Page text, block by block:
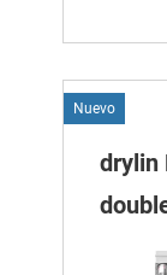
Nuevo
drylin